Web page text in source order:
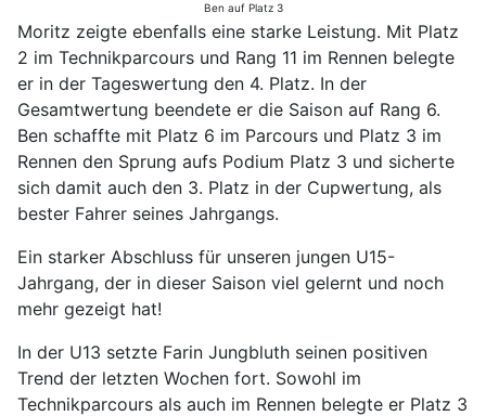
Ben auf Platz 3
Moritz zeigte ebenfalls eine starke Leistung. Mit Platz
2 im Technikparcours und Rang 11 im Rennen belegte
er in der Tageswertung den 4. Platz. In der
Gesamtwertung beendete er die Saison auf Rang 6.
Ben schaffte mit Platz 6 im Parcours und Platz 3 im
Rennen den Sprung aufs Podium Platz 3 und sicherte
sich damit auch den 3. Platz in der Cupwertung, als
bester Fahrer seines Jahrgangs.
Ein starker Abschluss für unseren jungen U15-
Jahrgang, der in dieser Saison viel gelernt und noch
mehr gezeigt hat!
In der U13 setzte Farin Jungbluth seinen positiven
Trend der letzten Wochen fort. Sowohl im
Technikparcours als auch im Rennen belegte er Platz 3